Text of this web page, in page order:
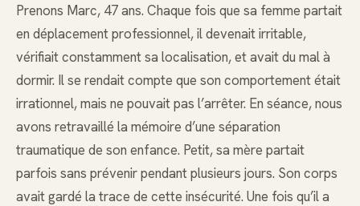
Prenons Marc, 47 ans. Chaque fois que sa femme partait
en déplacement professionnel, il devenait irritable,
vérifiait constamment sa localisation, et avait du mal à
dormir. Il se rendait compte que son comportement était
irrationnel, mais ne pouvait pas l’arrêter. En séance, nous
avons retravaillé la mémoire d’une séparation
traumatique de son enfance. Petit, sa mère partait
parfois sans prévenir pendant plusieurs jours. Son corps
avait gardé la trace de cette insécurité. Une fois qu’il a